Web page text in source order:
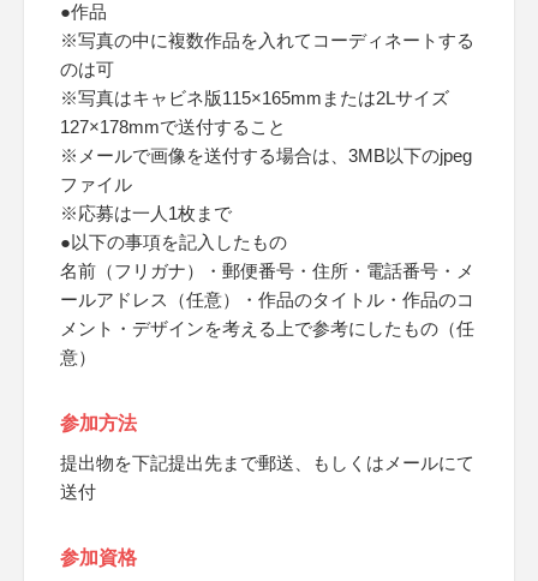
●作品
※写真の中に複数作品を入れてコーディネートする
のは可
※写真はキャビネ版115×165mmまたは2Lサイズ
127×178mmで送付すること
※メールで画像を送付する場合は、3MB以下のjpeg
ファイル
※応募は一人1枚まで
●以下の事項を記入したもの
名前（フリガナ）・郵便番号・住所・電話番号・メ
ールアドレス（任意）・作品のタイトル・作品のコ
メント・デザインを考える上で参考にしたもの（任
意）
参加方法
提出物を下記提出先まで郵送、もしくはメールにて
送付
参加資格